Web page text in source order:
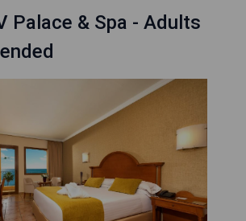
Palace & Spa - Adults